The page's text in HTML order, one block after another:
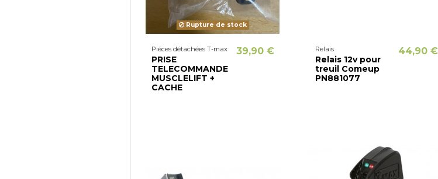
Rupture de stock
Piéces détachées T-max
PRISE
TELECOMMANDE
MUSCLELIFT +
CACHE
39,90 € Relais
Relais 12v pour
treuil Comeup
PN881077
44,90 €